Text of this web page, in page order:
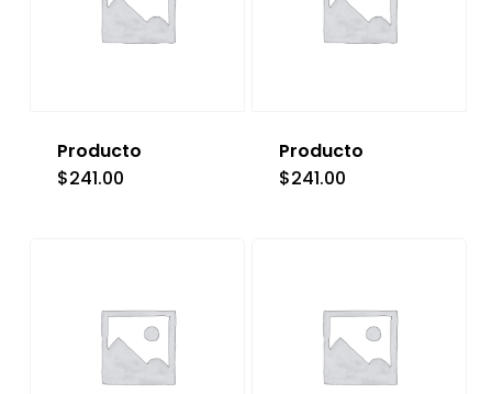
Producto
$241.00
Producto
$241.00